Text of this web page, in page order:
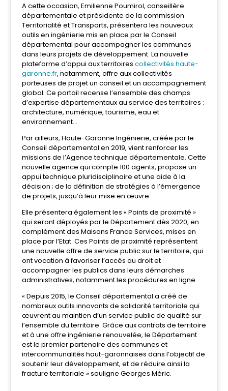
A cette occasion, Emilienne Poumirol, conseillère
départementale et présidente de la commission
Territorialité et Transports, présentera les nouveaux
outils en ingénierie mis en place par le Conseil
départemental pour accompagner les communes
dans leurs projets de développement. La nouvelle
plateforme d’appui aux territoires collectivités.haute-
garonne.fr, notamment, offre aux collectivités
porteuses de projet un conseil et un accompagnement
global. Ce portail recense l’ensemble des champs
d’expertise départementaux au service des territoires :
architecture, numérique, tourisme, eau et
environnement…
Par ailleurs, Haute-Garonne Ingénierie, créée par le
Conseil départemental en 2019, vient renforcer les
missions de l’Agence technique départementale. Cette
nouvelle agence qui compte 100 agents, propose un
appui technique pluridisciplinaire et une aide à la
décision ; de la définition de stratégies à l’émergence
de projets, jusqu’à leur mise en œuvre.
Elle présentera également les « Points de proximité »
qui seront déployés par le Département dès 2020, en
complément des Maisons France Services, mises en
place par l’Etat. Ces Points de proximité représentent
une nouvelle offre de service public sur le territoire, qui
ont vocation à favoriser l’accès au droit et
accompagner les publics dans leurs démarches
administratives, notamment les procédures en ligne.
« Depuis 2015, le Conseil départemental a créé de
nombreux outils innovants de solidarité territoriale qui
œuvrent au maintien d’un service public de qualité sur
l’ensemble du territoire. Grâce aux contrats de territoire
et à une offre ingénierie renouvelée, le Département
est le premier partenaire des communes et
intercommunalités haut-garonnaises dans l’objectif de
soutenir leur développement, et de réduire ainsi la
fracture territoriale » souligne Georges Méric.